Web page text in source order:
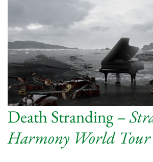
Death Stranding –
Harmony World Tour